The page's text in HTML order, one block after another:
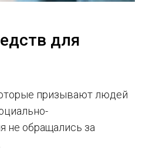
для
призывают людей
не обращались за